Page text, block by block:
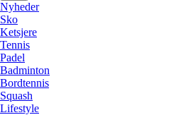
Nyheder
Sko
Ketsjere
Tennis
Padel
Badminton
Bordtennis
Squash
Lifestyle